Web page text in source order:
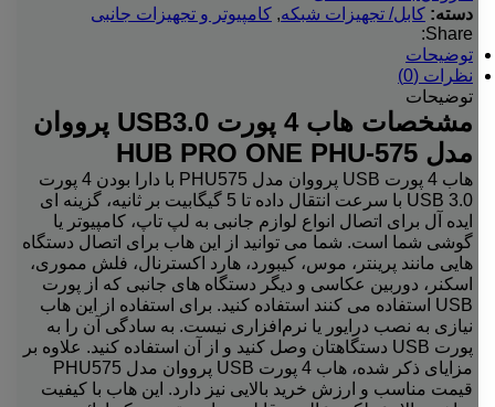
دسته: کابل/ تجهیزات شبکه, کامپیوتر و تجهیزات جانبی
Share:
توضیحات
نظرات (0)
توضیحات
مشخصات هاب 4 پورت USB3.0 پرووان
مدل HUB PRO ONE PHU-575
هاب 4 پورت USB پرووان مدل PHU575 با دارا بودن 4 پورت
USB 3.0 با سرعت انتقال داده تا 5 گیگابیت بر ثانیه، گزینه ای
ایده آل برای اتصال انواع لوازم جانبی به لپ تاپ، کامپیوتر یا
گوشی شما است. شما می توانید از این هاب برای اتصال دستگاه
هایی مانند پرینتر، موس، کیبورد، هارد اکسترنال، فلش مموری،
اسکنر، دوربین عکاسی و دیگر دستگاه های جانبی که از پورت
USB استفاده می کنند استفاده کنید. برای استفاده از این هاب
نیازی به نصب درایور یا نرم‌افزاری نیست. به سادگی آن را به
پورت USB دستگاهتان وصل کنید و از آن استفاده کنید. علاوه بر
مزایای ذکر شده، هاب 4 پورت USB پرووان مدل PHU575
قیمت مناسب و ارزش خرید بالایی نیز دارد. این هاب با کیفیت